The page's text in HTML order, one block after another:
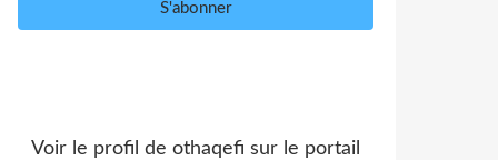
Voir le profil de othaqefi sur le portail